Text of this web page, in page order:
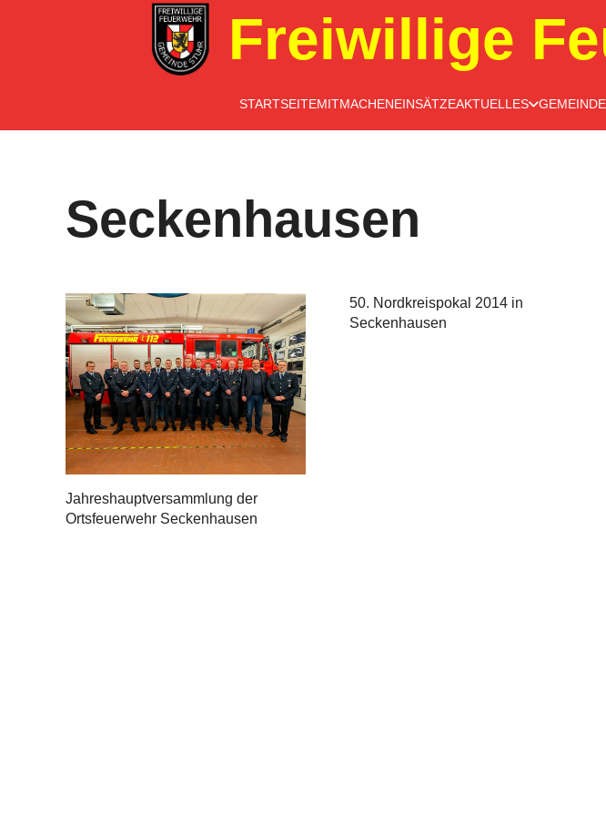
Freiwillige
STARTSEITEMITMACHENEINSÄTZEAKTUELLES
Seckenhausen
Jahreshauptversammlung der
Ortsfeuerwehr Seckenhausen
50. Nordkreispokal 2014 in
Seckenhausen